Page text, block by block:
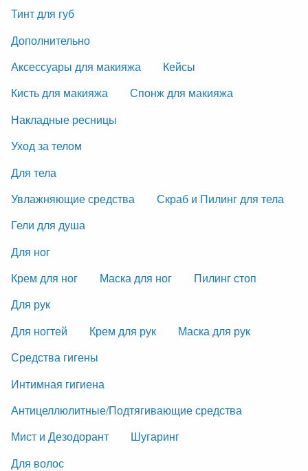
Тинт для губ
Дополнительно
Аксессуары для макияжа
Кейсы
Кисть для макияжа
Спонж для макияжа
Накладные ресницы
Уход за телом
Для тела
Увлажняющие средства
Скраб и Пилинг для тела
Гели для душа
Для ног
Крем для ног
Маска для ног
Пилинг стоп
Для рук
Для ногтей
Крем для рук
Маска для рук
Средства гигены
Интимная гигиена
Антицеллюлитные/Подтягивающие средства
Мист и Дезодорант
Шугаринг
Для волос